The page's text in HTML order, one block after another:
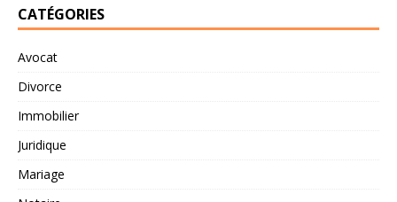
CATÉGORIES
Avocat
Divorce
Immobilier
Juridique
Mariage